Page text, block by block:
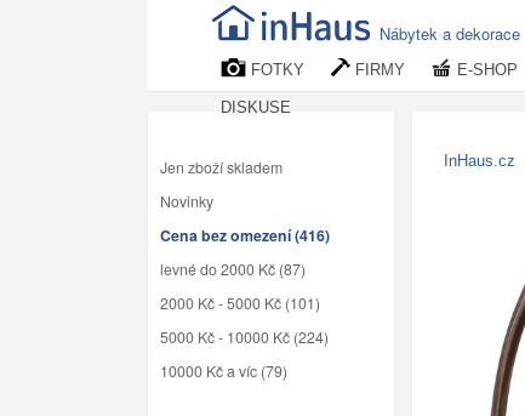
Nábytek a dekorace
FOTKY FIRMY E-SHOP
DISKUSE
Jen zboží skladem
Novinky
Cena bez omezení (416)
levné do 2000 Kč (87)
2000 Kč - 5000 Kč (101)
5000 Kč - 10000 Kč (224)
10000 Kč a víc (79)
InHaus.cz